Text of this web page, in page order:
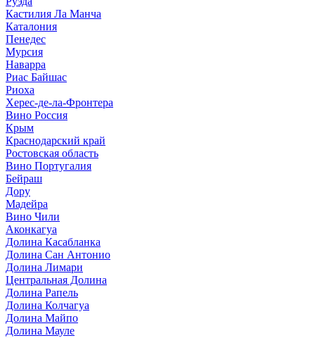
Кастилия Ла Манча
Каталония
Пенедес
Мурсия
Наварра
Риас Байшас
Риоха
Херес-де-ла-Фронтера
Вино Россия
Крым
Краснодарский край
Ростовская область
Вино Португалия
Бейраш
Дору
Мадейра
Вино Чили
Аконкагуа
Долина Касабланка
Долина Сан Антонио
Долина Лимари
Центральная Долина
Долина Рапель
Долина Колчагуа
Долина Майпо
Долина Мауле